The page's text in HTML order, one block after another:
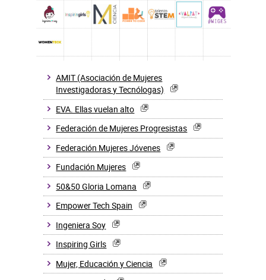
AMIT (Asociación de Mujeres
Investigadoras y Tecnólogas)
EVA. Ellas vuelan alto
Federación de Mujeres Progresistas
Federación Mujeres Jóvenes
Fundación Mujeres
50&50 Gloria Lomana
Empower Tech Spain
Ingeniera Soy
Inspiring Girls
Mujer, Educación y Ciencia